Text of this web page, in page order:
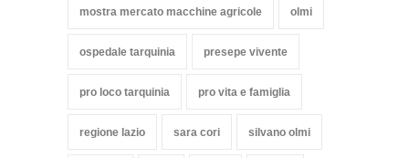
mostra mercato macchine agricole olmi
ospedale tarquinia presepe vivente
pro loco tarquinia pro vita e famiglia
regione lazio sara cori silvano olmi